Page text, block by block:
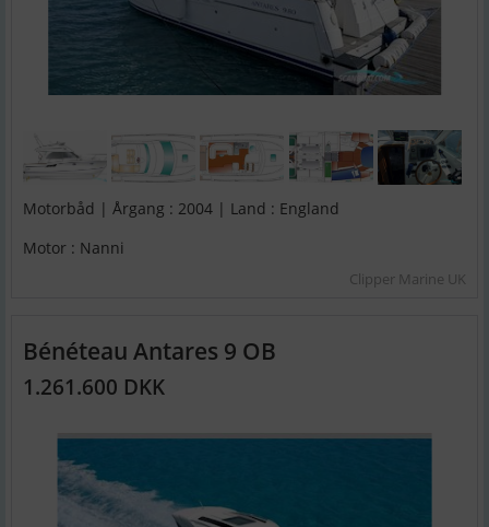
Motorbåd | Årgang : 2004 | Land : England
Motor : Nanni
Clipper Marine UK
Bénéteau Antares 9 OB
1.261.600 DKK